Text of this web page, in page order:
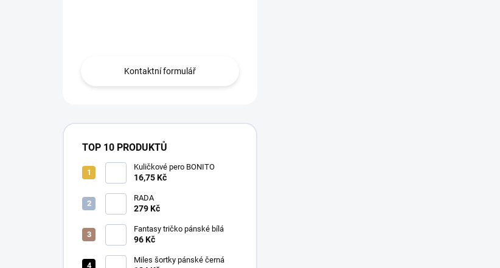
Kontaktní formulář
TOP 10 PRODUKTŮ
Kuličkové pero BONITO
16,75 Kč
RADA
279 Kč
Fantasy tričko pánské bílá
96 Kč
Miles šortky pánské černá